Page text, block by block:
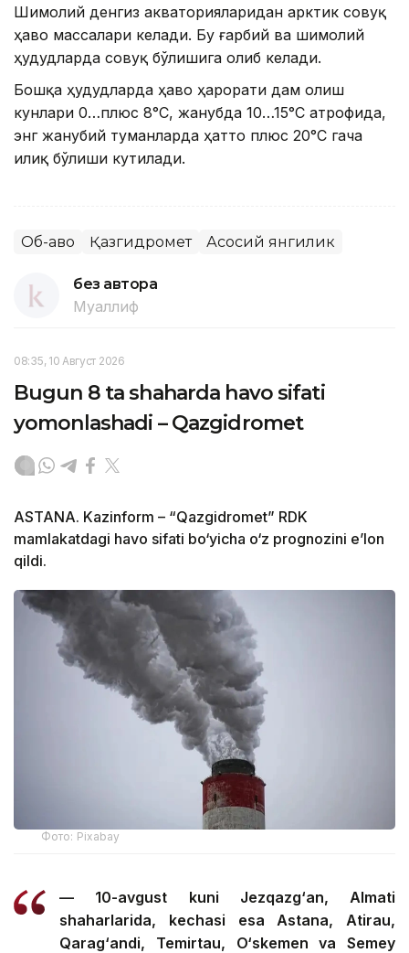
Шимолий денгиз акваторияларидан арктик совуқ
ҳаво массалари келади. Бу ғарбий ва шимолий
ҳудудларда совуқ бўлишига олиб келади.
Бошқа ҳудудларда ҳаво ҳарорати дам олиш
кунлари 0…плюс 8°С, жанубда 10…15°С атрофида,
энг жанубий туманларда ҳатто плюс 20°С гача
илиқ бўлиши кутилади.
Об-ҳаво Қазгидромет Асосий янгилик
без автора
Муаллиф
08:35, 10 Август 2026
Bugun 8 ta shaharda havo sifati
yomonlashadi – Qazgidromet
ASTANA. Kazinform – “Qazgidromet” RDK
mamlakatdagi havo sifati bo‘yicha o‘z prognozini e’lon
qildi.
Фото: Pixabay
— 10-avgust kuni Jezqazg‘an, Almati
shaharlarida, kechasi esa Astana, Atirau,
Qarag‘andi, Temirtau, O‘skemen va Semey